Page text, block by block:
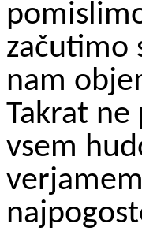
začutimo
nam
Takrat
vsem